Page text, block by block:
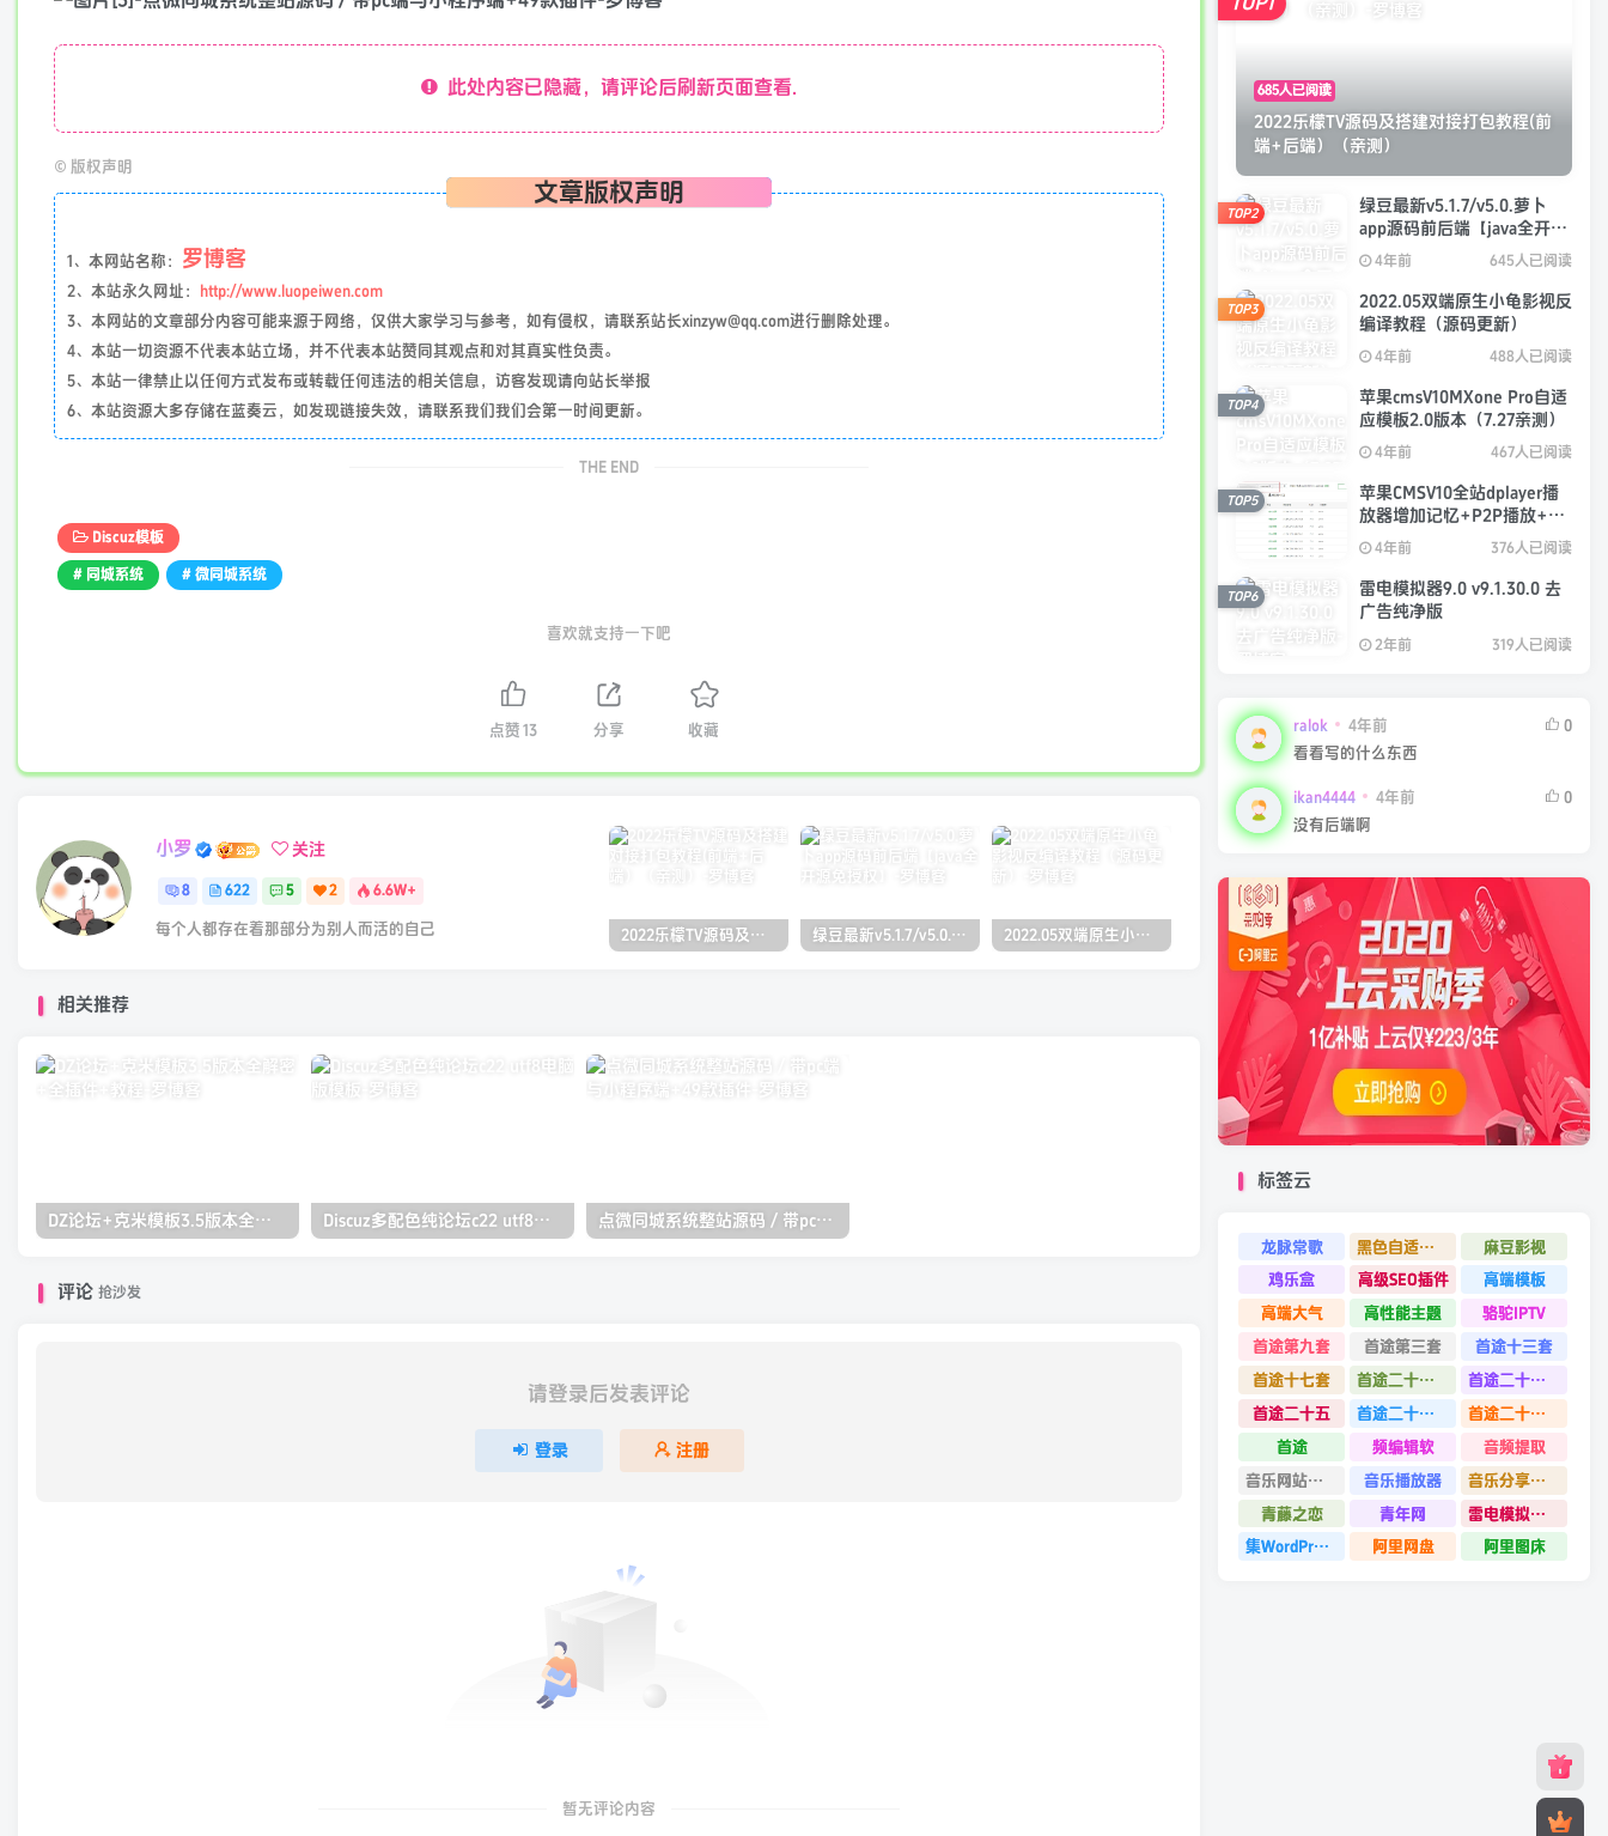
此处内容已隐藏，请评论后刷新页面查看.
© 版权声明
文章版权声明
1、本网站名称： 罗博客
2、本站永久网址：
http://www.luopeiwen.com
3、本网站的文章部分内容可能来源于网络，仅供大家学习与参考，如有侵权，请联系站长xinzyw@qq.com进行删除处理。
4、本站一切资源不代表本站立场，并不代表本站赞同其观点和对其真实性负责。
5、本站一律禁止以任何方式发布或转载任何违法的相关信息，访客发现请向站长举报
6、本站资源大多存储在蓝奏云，如发现链接失效，请联系我们我们会第一时间更新。
THE END
Discuz模板
# 同城系统 # 微同城系统
喜欢就支持一下吧
点赞 13 分享 收藏
小罗 关注
8 622 5 2 6.6W+
每个人都存在着那部分为别人而活的自己 2022乐檬TV源码及搭建对接打包教程(前端+后端）（亲测） 绿豆最新v5.1.7/v5.0.萝卜app源码前后端【java全开源免授权】 2022.05双端原生小龟影视反编译教程（源码更新） 苹果CMSV10全站dplayer播放器增加记忆+P2P播放+弹幕+自动下一集功能
相关推荐
DZ论坛+克米模板3.5版本全解密+全插件+教程 Discuz多配色纯论坛c22 utf8电脑版模板 点微同城系统整站源码 / 带pc端与小程序端+49款插件
评论 抢沙发
请登录后发表评论
登录 注册
暂无评论内容
685人已阅读
2022乐檬TV源码及搭建对接打包教程(前
端+后端）（亲测）
绿豆最新v5.1.7/v5.0.萝卜
app源码前后端【java全开源
免授权】
4年前 645人已阅读
TOP2
2022.05双端原生小龟影视反
编译教程（源码更新）
4年前 488人已阅读
TOP3
苹果cmsV10MXone Pro自适
应模板2.0版本（7.27亲测）
4年前 467人已阅读
TOP4
苹果CMSV10全站dplayer播
放器增加记忆+P2P播放+弹
幕+自动下一集功能
4年前 376人已阅读
TOP5
雷电模拟器9.0 v9.1.30.0 去
广告纯净版
2年前 319人已阅读
TOP6
ralok 4年前
0
看看写的什么东西
ikan4444 4年前
0
没有后端啊
标签云
龙脉常歌 黑色自适应模板
麻豆影视
鸡乐盒
高级SEO插件
高端模板
高端大气
高性能主题
骆驼IPTV
首途第九套
首途第三套
首途十三套
首途十七套
首途二十四套
首途二十六套
首途二十五
首途二十二套
首途二十一套
首途
频编辑软
音频提取
音乐网站源码
音乐播放器
音乐分享平台源码
青藤之恋
青年网
雷电模拟器9.0
集WordPress集插件
阿里网盘 阿里图床